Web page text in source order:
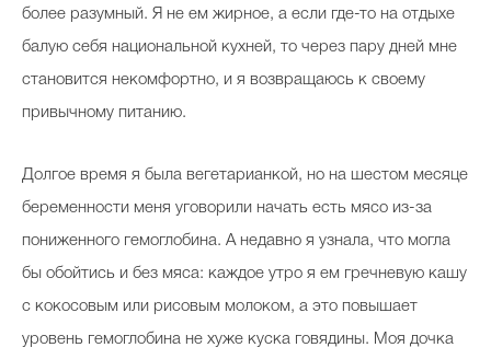
более разумный. Я не ем жирное, а если где-то на отдыхе
балую себя национальной кухней, то через пару дней мне
становится некомфортно, и я возвращаюсь к своему
привычному питанию.
Долгое время я была вегетарианкой, но на шестом месяце
беременности меня уговорили начать есть мясо из-за
пониженного гемоглобина. А недавно я узнала, что могла
бы обойтись и без мяса: каждое утро я ем гречневую кашу
с кокосовым или рисовым молоком, а это повышает
уровень гемоглобина не хуже куска говядины. Моя дочка